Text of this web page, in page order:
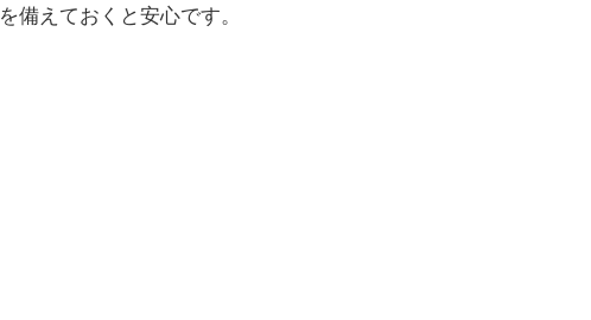
を備えておくと安心です。